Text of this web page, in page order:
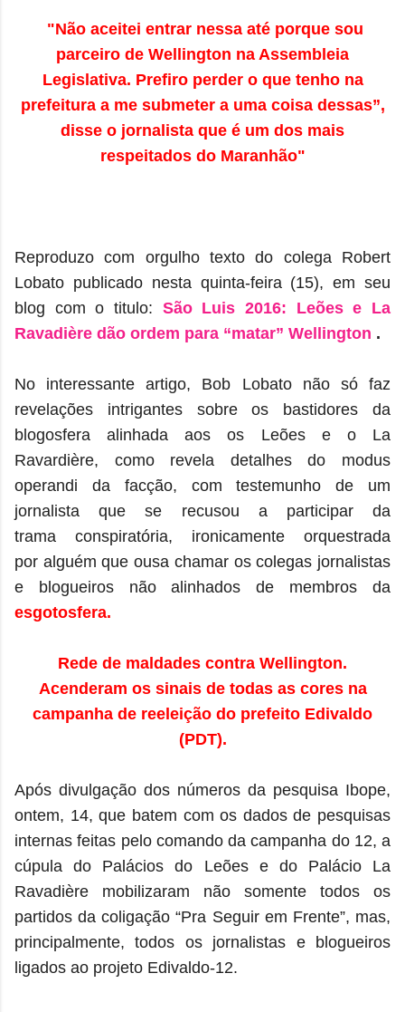
"Não aceitei entrar nessa até porque sou
parceiro de Wellington na Assembleia
Legislativa. Prefiro perder o que tenho na
prefeitura a me submeter a uma coisa dessas”,
disse o jornalista que é um dos mais
respeitados do Maranhão"
Reproduzo com orgulho texto do colega Robert
Lobato publicado nesta quinta-feira (15), em seu
blog com o titulo: São Luis 2016: Leões e La
Ravadière dão ordem para “matar” Wellington .
No interessante artigo, Bob Lobato não só faz
revelações intrigantes sobre os bastidores da
blogosfera alinhada aos os Leões e o La
Ravardière, como revela detalhes do modus
operandi da facção, com testemunho de um
jornalista que se recusou a participar da
trama conspiratória, ironicamente orquestrada
por alguém que ousa chamar os colegas jornalistas
e blogueiros não alinhados de membros da
esgotosfera.
Rede de maldades contra Wellington.
Acenderam os sinais de todas as cores na
campanha de reeleição do prefeito Edivaldo
(PDT).
Após divulgação dos números da pesquisa Ibope,
ontem, 14, que batem com os dados de pesquisas
internas feitas pelo comando da campanha do 12, a
cúpula do Palácios do Leões e do Palácio La
Ravadière mobilizaram não somente todos os
partidos da coligação “Pra Seguir em Frente”, mas,
principalmente, todos os jornalistas e blogueiros
ligados ao projeto Edivaldo-12.